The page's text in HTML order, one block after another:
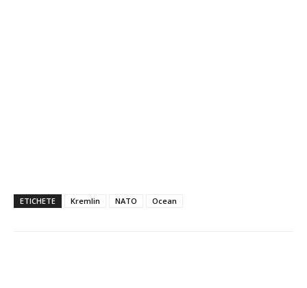
ETICHETE Kremlin NATO Ocean